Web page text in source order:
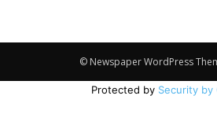
© Newspaper WordPress
Protected by Security by